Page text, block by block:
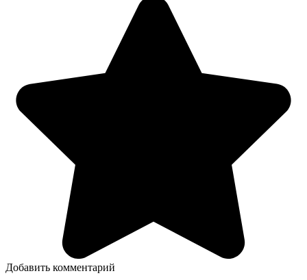
Добавить комментарий